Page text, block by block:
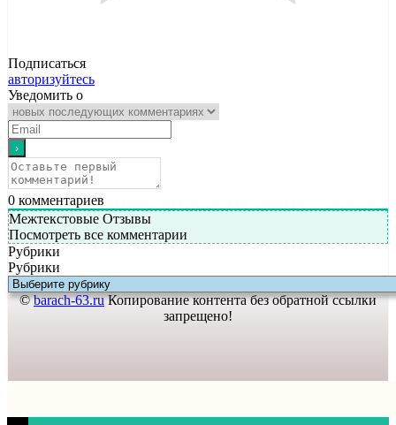
Подписаться
авторизуйтесь
Уведомить о
0 комментариев
Межтекстовые Отзывы
Посмотреть все комментарии
Рубрики
Рубрики
©barach-63.ruКопирование контента без обратной ссылки
запрещено!